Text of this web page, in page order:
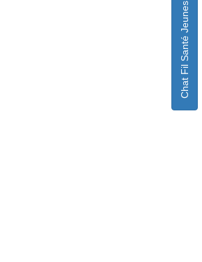
Chat Fil Santé Jeunes